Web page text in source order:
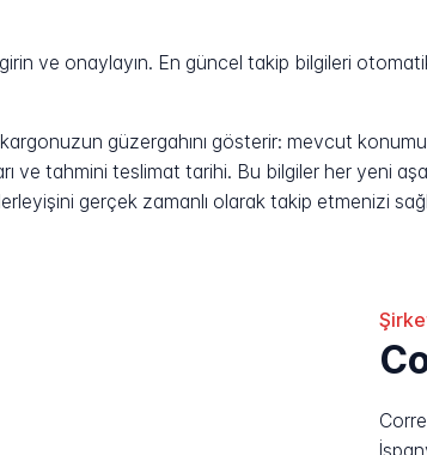
ve onaylayın. En güncel takip bilgileri
kargonuzun güzergahını gösterir: mevcut
ve tahmini teslimat tarihi. Bu bilgiler her yeni
gerçek zamanlı olarak takip etmenizi